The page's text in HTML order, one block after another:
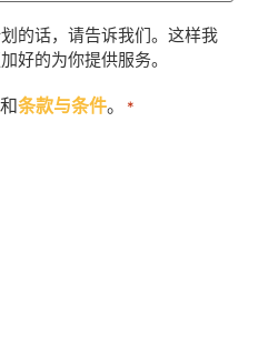
的话，请告诉我们。这样我
好的为你提供服务。
和条款与条件。 *